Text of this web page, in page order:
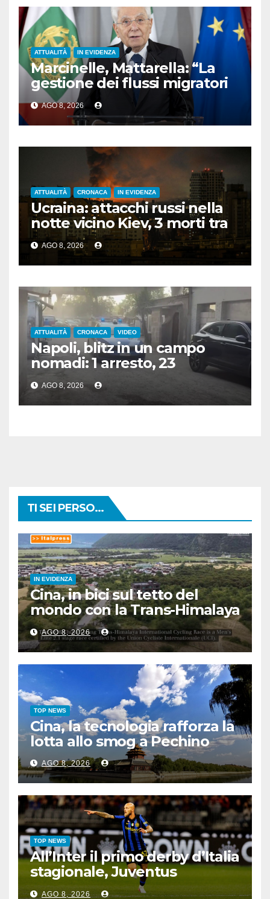
ATTUALITÀ IN EVIDENZA
Marcinelle, Mattarella: “La
gestione dei flussi migratori
rispetti la dignità delle
persone”
AGO 8, 2026
ATTUALITÀ CRONACA IN EVIDENZA
Ucraina: attacchi russi nella
notte vicino Kiev, 3 morti tra
cui 1 bambino
AGO 8, 2026
ATTUALITÀ CRONACA VIDEO
Napoli, blitz in un campo
nomadi: 1 arresto, 23
denunce e sequestro di armi
e rame
AGO 8, 2026
TI SEI PERSO...
IN EVIDENZA
Cina, in bici sul tetto del
mondo con la Trans-Himalaya
Race
AGO 8, 2026
TOP NEWS
Cina, la tecnologia rafforza la
lotta allo smog a Pechino
AGO 8, 2026
TOP NEWS
All’Inter il primo derby d’Italia
stagionale, Juventus
sconfitta 2-1
AGO 8, 2026